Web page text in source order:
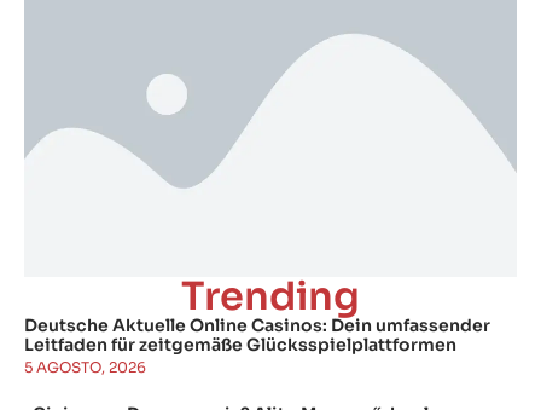
Trending
Deutsche Aktuelle Online Casinos: Dein umfassender
Leitfaden für zeitgemäße Glücksspielplattformen
5 AGOSTO, 2026